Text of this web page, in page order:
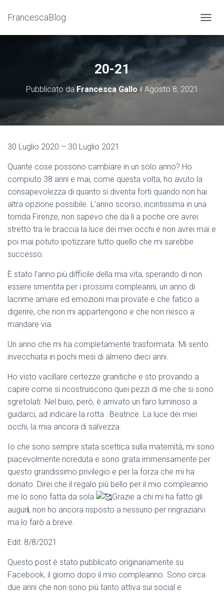
FrancescaBlog
20-21
Pubblicato da Francesca Gallo ilAgosto 8, 2021
30 Luglio 2020 – 30 Luglio 2021
Quante cose possono cambiare in un solo anno? Ho
compiuto 38 anni e mai, come questa volta, ho avuto la
consapevolezza di quanto si diventa forti quando non hai
altra opzione possibile. L’anno scorso, incintissima in una
torrida Firenze, non sapevo che da lì a poche ore avrei
stretto tra le braccia la luce dei miei occhi e non avrei mai e
poi mai potuto ipotizzare tutto quello che mi sarebbe
successo.
È stato l’anno più difficile della mia vita, sperando di non
essere smentita per i prossimi compleanni, un anno di
lacrime amare ed emozioni mai provate e che fatico a
digerire, che non mi appartengono e che non riesco a
mandare via.
Un anno che mi ha completamente trasformata. Mi sento
invecchiata in pochi mesi di almeno dieci anni.
Ho visto vacillare certezze granitiche e sto provando a
capire come si ricostruiscono quei pezzi di me che si sono
sgretolati. Nel buio, però, è arrivato un faro luminoso a
guidarci, ad indicare la rotta : Beatrice. La luce dei miei
occhi, la mia ancora di salvezza.
Io che sono sempre stata scettica sulla maternità, mi sono
piacevolmente ricreduta e sono grata immensamente per
questo grandissimo privilegio e per la forza che mi ha
donato. Direi che il regalo più bello per il mio compleanno
me lo sono fatta da sola
Grazie a chi mi ha fatto gli
auguri, non ho ancora risposto a nessuno per ringraziarvi
ma lo farò a breve.
Edit: 8/8/2021
Questo post è stato pubblicato originariamente su
Facebook, il giorno dopo il mio compleanno. Sono circa
due anni che non sono più tanto attiva sui social e